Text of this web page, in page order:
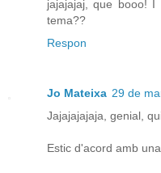
jajajajaj, que booo!
tema??
Respon
Jo Mateixa 29 de
Jajajajajaja, genial,
Estic d'acord amb